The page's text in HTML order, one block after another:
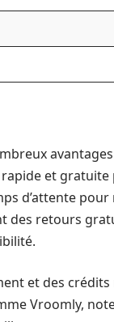
et
d’attente
retours
et des
Vroomly,